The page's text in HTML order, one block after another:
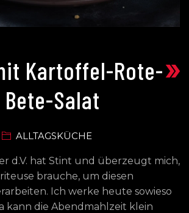
Kartoffel-Rote-
Bete-Salat
»
ALLTAGSKÜCHE
d.V. hat Stint und überzeugt mich,
brauche, um diesen
Ich werke heute sowieso
kann die Abendmahlzeit klein